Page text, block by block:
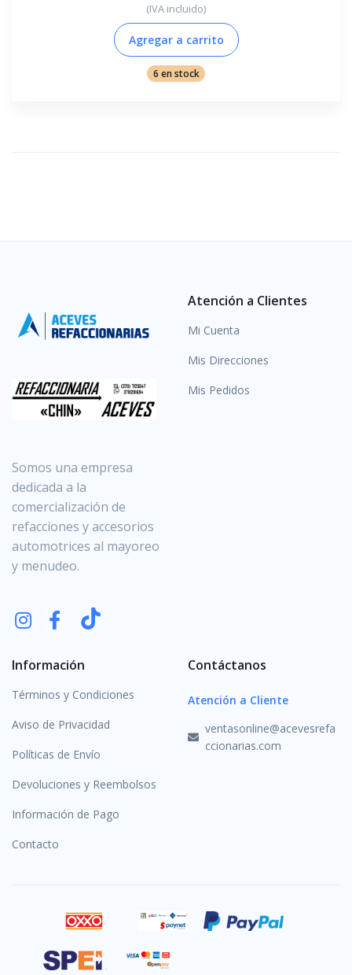
(IVA incluido)
Agregar a carrito
6 en stock
Somos una empresa
dedicada a la
comercialización de
refacciones y accesorios
automotrices al mayoreo
y menudeo.
Atención a Clientes
Mi Cuenta
Mis Direcciones
Mis Pedidos
Información
Términos y Condiciones
Aviso de Privacidad
Políticas de Envío
Devoluciones y Reembolsos
Información de Pago
Contacto
Contáctanos
Atención a Cliente
ventasonline@acevesrefa
ccionarias.com